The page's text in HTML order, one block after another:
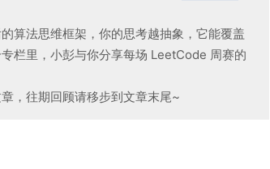
算法思维框架，你的思考越抽象，它能覆盖
栏里，小彭与你分享每场 LeetCode 周赛的
，往期回顾请移步到文章末尾~